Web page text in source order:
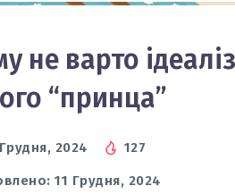
не варто
“принца”
2024 127
11 Грудня, 2024